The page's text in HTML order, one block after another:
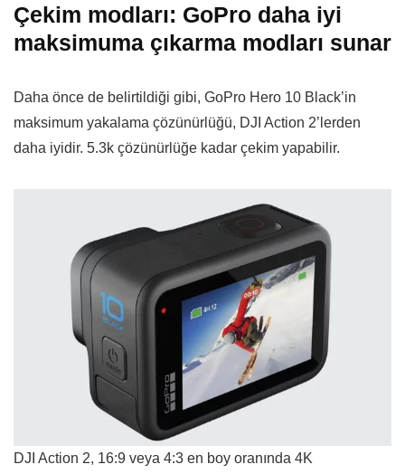
Çekim modları: GoPro daha iyi
maksimuma çıkarma modları sunar
Daha önce de belirtildiği gibi, GoPro Hero 10 Black’in
maksimum yakalama çözünürlüğü, DJI Action 2’lerden
daha iyidir. 5.3k çözünürlüğe kadar çekim yapabilir.
DJI Action 2, 16:9 veya 4:3 en boy oranında 4K